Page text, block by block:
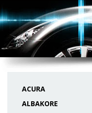
ACURA
ALBAKORE